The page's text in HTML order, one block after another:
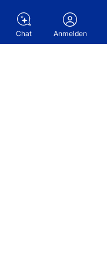
Chat Anmelden